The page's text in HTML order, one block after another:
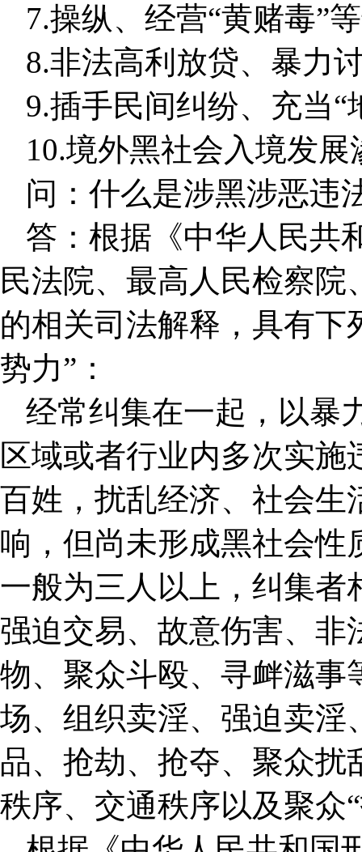
7.操纵、经营“黄赌毒”
8.非法高利放贷、暴力
9.插手民间纠纷、充当
10.境外黑社会入境发
问：什么是涉黑涉恶违
答：根据《中华人民共
民法院、最高人民检察
的相关司法解释，具有下
势力”：
经常纠集在一起，以暴
区域或者行业内多次实
百姓，扰乱经济、社会生
响，但尚未形成黑社会性
一般为三人以上，纠集者
强迫交易、故意伤害、非
物、聚众斗殴、寻衅滋事
场、组织卖淫、强迫卖淫
品、抢劫、抢夺、聚众
秩序、交通秩序以及聚众